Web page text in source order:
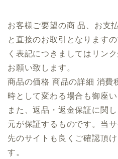
お客様ご要望の商 品、お支
と直接のお取引となります
く表記につきましてはリン
お願い致します。
商品の価格 商品の詳細 消費
時として変わる場合も御座い
また、返品・返金保証に関
元が保証するものです。当
先のサイトも良くご確認頂
す。